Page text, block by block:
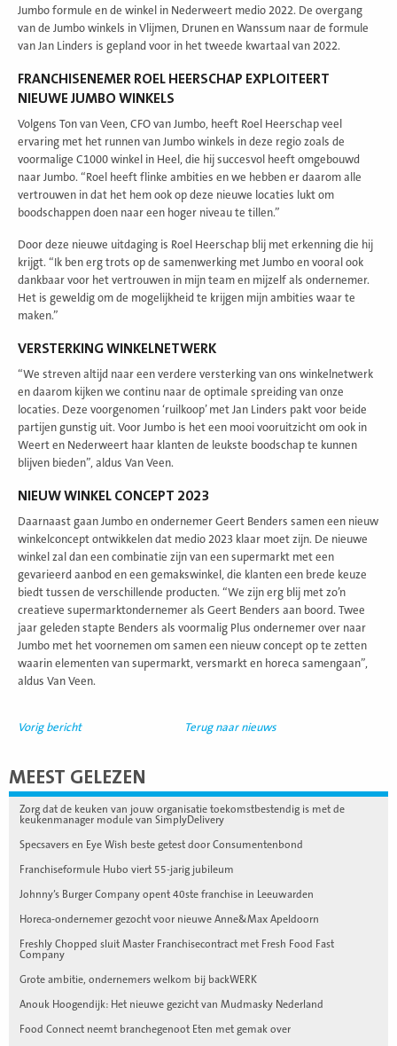
Jumbo formule en de winkel in Nederweert medio 2022. De overgang
van de Jumbo winkels in Vlijmen, Drunen en Wanssum naar de formule
van Jan Linders is gepland voor in het tweede kwartaal van 2022.
FRANCHISENEMER ROEL HEERSCHAP EXPLOITEERT
NIEUWE JUMBO WINKELS
Volgens Ton van Veen, CFO van Jumbo, heeft Roel Heerschap veel
ervaring met het runnen van Jumbo winkels in deze regio zoals de
voormalige C1000 winkel in Heel, die hij succesvol heeft omgebouwd
naar Jumbo. “Roel heeft flinke ambities en we hebben er daarom alle
vertrouwen in dat het hem ook op deze nieuwe locaties lukt om
boodschappen doen naar een hoger niveau te tillen.”
Door deze nieuwe uitdaging is Roel Heerschap blij met erkenning die hij
krijgt. “Ik ben erg trots op de samenwerking met Jumbo en vooral ook
dankbaar voor het vertrouwen in mijn team en mijzelf als ondernemer.
Het is geweldig om de mogelijkheid te krijgen mijn ambities waar te
maken.”
VERSTERKING WINKELNETWERK
“We streven altijd naar een verdere versterking van ons winkelnetwerk
en daarom kijken we continu naar de optimale spreiding van onze
locaties. Deze voorgenomen ‘ruilkoop’ met Jan Linders pakt voor beide
partijen gunstig uit. Voor Jumbo is het een mooi vooruitzicht om ook in
Weert en Nederweert haar klanten de leukste boodschap te kunnen
blijven bieden”, aldus Van Veen.
NIEUW WINKEL CONCEPT 2023
Daarnaast gaan Jumbo en ondernemer Geert Benders samen een nieuw
winkelconcept ontwikkelen dat medio 2023 klaar moet zijn. De nieuwe
winkel zal dan een combinatie zijn van een supermarkt met een
gevarieerd aanbod en een gemakswinkel, die klanten een brede keuze
biedt tussen de verschillende producten. “We zijn erg blij met zo’n
creatieve supermarktondernemer als Geert Benders aan boord. Twee
jaar geleden stapte Benders als voormalig Plus ondernemer over naar
Jumbo met het voornemen om samen een nieuw concept op te zetten
waarin elementen van supermarkt, versmarkt en horeca samengaan”,
aldus Van Veen.
Vorig bericht Terug naar nieuws
MEEST GELEZEN
Zorg dat de keuken van jouw organisatie toekomstbestendig is met de
keukenmanager module van SimplyDelivery
Specsavers en Eye Wish beste getest door Consumentenbond
Franchiseformule Hubo viert 55-jarig jubileum
Johnny’s Burger Company opent 40ste franchise in Leeuwarden
Horeca-ondernemer gezocht voor nieuwe Anne&Max Apeldoorn
Freshly Chopped sluit Master Franchisecontract met Fresh Food Fast
Company
Grote ambitie, ondernemers welkom bij backWERK
Anouk Hoogendijk: Het nieuwe gezicht van Mudmasky Nederland
Food Connect neemt branchegenoot Eten met gemak over